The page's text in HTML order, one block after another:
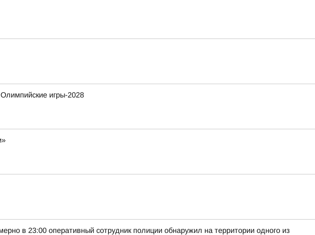
Олимпийские игры-2028
в 23:00 оперативный сотрудник полиции обнаружил на территории одного из